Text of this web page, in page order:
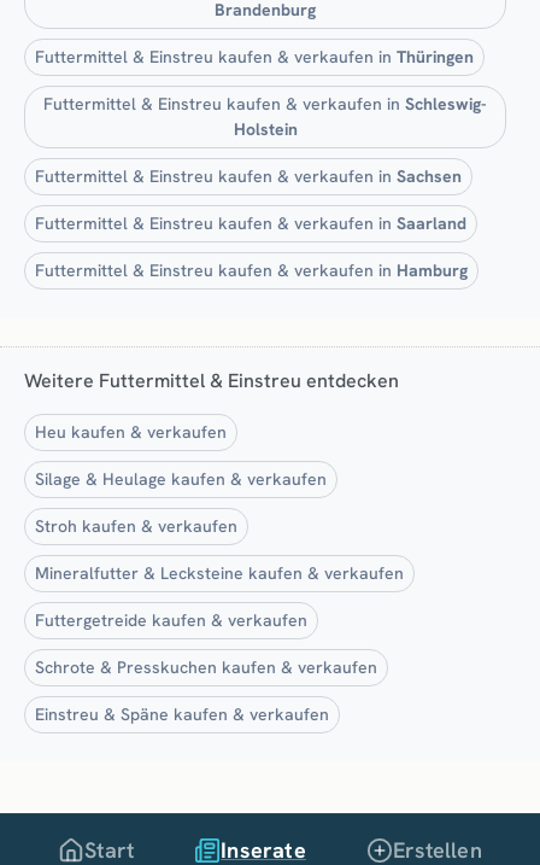
Brandenburg
Futtermittel & Einstreu kaufen & verkaufen in Thüringen
Futtermittel & Einstreu kaufen & verkaufen in Schleswig-
Holstein
Futtermittel & Einstreu kaufen & verkaufen in Sachsen
Futtermittel & Einstreu kaufen & verkaufen in Saarland
Futtermittel & Einstreu kaufen & verkaufen in Hamburg
Weitere Futtermittel & Einstreu entdecken
Heu kaufen & verkaufen
Silage & Heulage kaufen & verkaufen
Stroh kaufen & verkaufen
Mineralfutter & Lecksteine kaufen & verkaufen
Futtergetreide kaufen & verkaufen
Schrote & Presskuchen kaufen & verkaufen
Einstreu & Späne kaufen & verkaufen
Start Inserate Erstellen